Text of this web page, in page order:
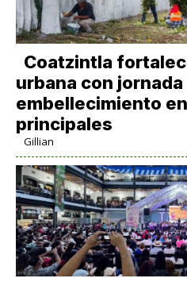
Coatzintla
urbana con
embellecimiento
principales
Gillian